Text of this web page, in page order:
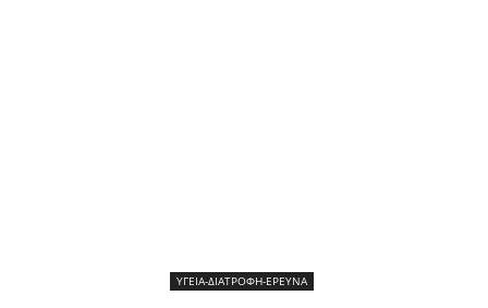
ΥΓΕΙΑ-ΔΙΑΤΡΟΦΗ-ΕΡΕΥΝΑ